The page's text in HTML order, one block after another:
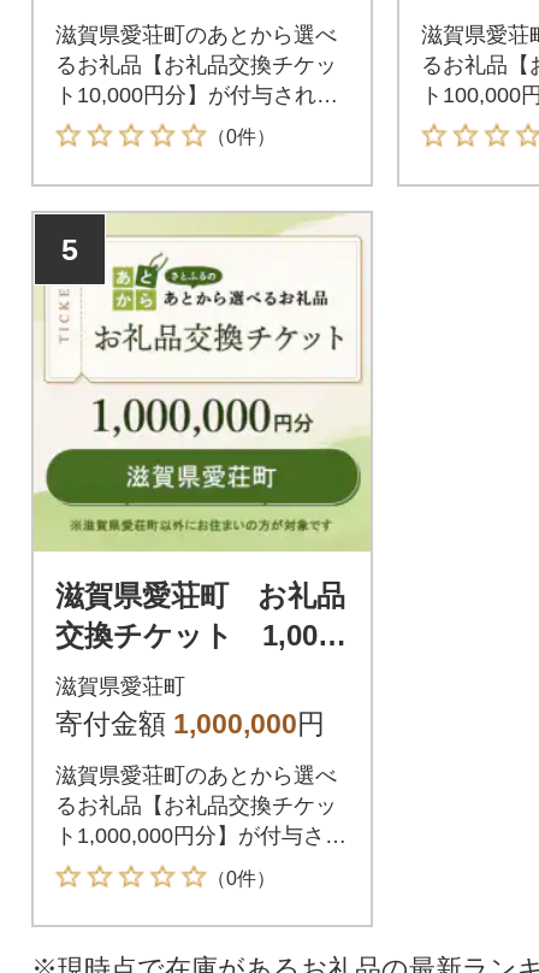
滋賀県愛荘町のあとから選べ
るお礼品【お礼品交換チケッ
ト10,000円分】が付与されま
す。付与されたお礼品交換チ
ケットは滋賀県愛荘町が指定
するお礼品と交換が可能で
す。
（0件）
滋賀県愛荘
るお礼品【
ト100,000
ます。付与
チケットは
定するお礼
5
滋賀県愛荘町 お礼品
交換チケット 1,000,
000円分
滋賀県愛荘町
寄付金額 1,000,000円
滋賀県愛荘町のあとから選べ
るお礼品【お礼品交換チケッ
ト1,000,000円分】が付与され
ます。付与されたお礼品交換
チケットは滋賀県愛荘町が指
定するお礼品と交換が可能で
す。
（0件）